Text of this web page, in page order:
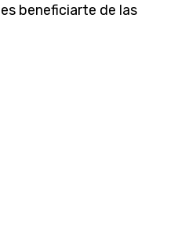
beneficiarte de las